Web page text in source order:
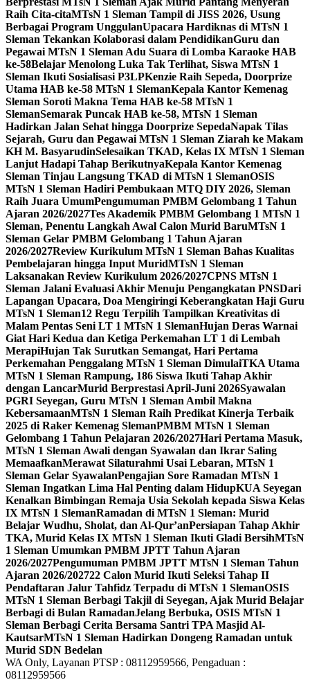
Raih Cita-citaMTsN 1 Sleman Tampil di JISS 2026, Usung
Berbagai Program UnggulanUpacara Hardiknas di MTsN 1
Sleman Tekankan Kolaborasi dalam PendidikanGuru dan
Pegawai MTsN 1 Sleman Adu Suara di Lomba Karaoke HAB
ke-58Belajar Menolong Luka Tak Terlihat, Siswa MTsN 1
Sleman Ikuti Sosialisasi P3LPKenzie Raih Sepeda, Doorprize
Utama HAB ke-58 MTsN 1 SlemanKepala Kantor Kemenag
Sleman Soroti Makna Tema HAB ke-58 MTsN 1
SlemanSemarak Puncak HAB ke-58, MTsN 1 Sleman
Hadirkan Jalan Sehat hingga Doorprize SepedaNapak Tilas
Sejarah, Guru dan Pegawai MTsN 1 Sleman Ziarah ke Makam
KH M. BasyarudinSelesaikan TKAD, Kelas IX MTsN 1 Sleman
Lanjut Hadapi Tahap BerikutnyaKepala Kantor Kemenag
Sleman Tinjau Langsung TKAD di MTsN 1 SlemanOSIS
MTsN 1 Sleman Hadiri Pembukaan MTQ DIY 2026, Sleman
Raih Juara UmumPengumuman PMBM Gelombang 1 Tahun
Ajaran 2026/2027Tes Akademik PMBM Gelombang 1 MTsN 1
Sleman, Penentu Langkah Awal Calon Murid BaruMTsN 1
Sleman Gelar PMBM Gelombang 1 Tahun Ajaran
2026/2027Review Kurikulum MTsN 1 Sleman Bahas Kualitas
Pembelajaran hingga Input MuridMTsN 1 Sleman
Laksanakan Review Kurikulum 2026/2027CPNS MTsN 1
Sleman Jalani Evaluasi Akhir Menuju Pengangkatan PNSDari
Lapangan Upacara, Doa Mengiringi Keberangkatan Haji Guru
MTsN 1 Sleman12 Regu Terpilih Tampilkan Kreativitas di
Malam Pentas Seni LT 1 MTsN 1 SlemanHujan Deras Warnai
Giat Hari Kedua dan Ketiga Perkemahan LT 1 di Lembah
MerapiHujan Tak Surutkan Semangat, Hari Pertama
Perkemahan Penggalang MTsN 1 Sleman DimulaiTKA Utama
MTsN 1 Sleman Rampung, 186 Siswa Ikuti Tahap Akhir
dengan LancarMurid Berprestasi April-Juni 2026Syawalan
PGRI Seyegan, Guru MTsN 1 Sleman Ambil Makna
KebersamaanMTsN 1 Sleman Raih Predikat Kinerja Terbaik
2025 di Raker Kemenag SlemanPMBM MTsN 1 Sleman
Gelombang 1 Tahun Pelajaran 2026/2027Hari Pertama Masuk,
MTsN 1 Sleman Awali dengan Syawalan dan Ikrar Saling
MemaafkanMerawat Silaturahmi Usai Lebaran, MTsN 1
Sleman Gelar SyawalanPengajian Sore Ramadan MTsN 1
Sleman Ingatkan Lima Hal Penting dalam HidupKUA Seyegan
Kenalkan Bimbingan Remaja Usia Sekolah kepada Siswa Kelas
IX MTsN 1 SlemanRamadan di MTsN 1 Sleman: Murid
Belajar Wudhu, Sholat, dan Al-Qur’anPersiapan Tahap Akhir
TKA, Murid Kelas IX MTsN 1 Sleman Ikuti Gladi BersihMTsN
1 Sleman Umumkan PMBM JPTT Tahun Ajaran
2026/2027Pengumuman PMBM JPTT MTsN 1 Sleman Tahun
Ajaran 2026/202722 Calon Murid Ikuti Seleksi Tahap II
Pendaftaran Jalur Tahfidz Terpadu di MTsN 1 SlemanOSIS
MTsN 1 Sleman Berbagi Takjil di Seyegan, Ajak Murid Belajar
Berbagi di Bulan RamadanJelang Berbuka, OSIS MTsN 1
Sleman Berbagi Cerita Bersama Santri TPA Masjid Al-
KautsarMTsN 1 Sleman Hadirkan Dongeng Ramadan untuk
Murid SDN Bedelan
WA Only, Layanan PTSP : 08112959566, Pengaduan :
08112959566